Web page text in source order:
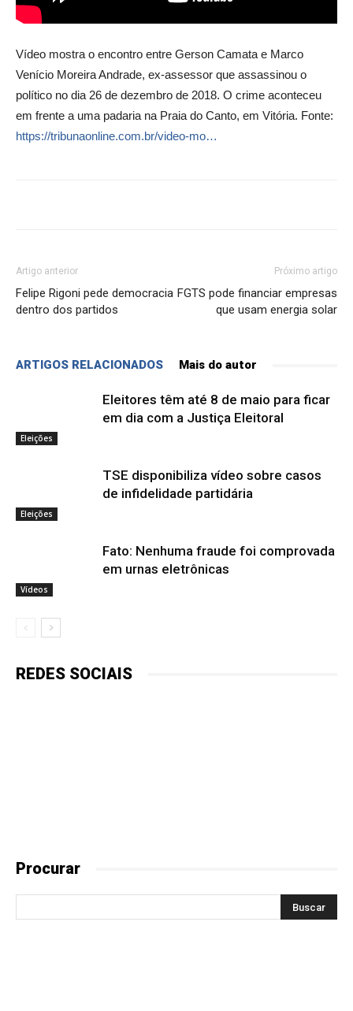
Vídeo mostra o encontro entre Gerson Camata e Marco
Venício Moreira Andrade, ex-assessor que assassinou o
político no dia 26 de dezembro de 2018. O crime aconteceu
em frente a uma padaria na Praia do Canto, em Vitória. Fonte:
https://tribunaonline.com.br/video-mo…
Artigo anterior
Felipe Rigoni pede democracia
dentro dos partidos
Próximo artigo
FGTS pode financiar empresas
que usam energia solar
ARTIGOS RELACIONADOS Mais do autor
Eleições
Eleitores têm até 8 de maio para ficar
em dia com a Justiça Eleitoral
Eleições
TSE disponibiliza vídeo sobre casos
de infidelidade partidária
Vídeos
Fato: Nenhuma fraude foi comprovada
em urnas eletrônicas
REDES SOCIAIS
Procurar